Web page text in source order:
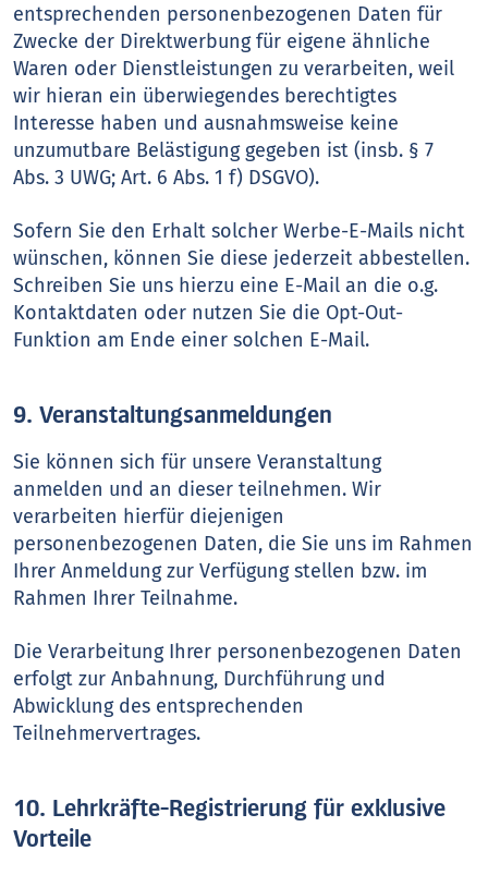
entsprechenden personenbezogenen Daten für
Zwecke der Direktwerbung für eigene ähnliche
Waren oder Dienstleistungen zu verarbeiten, weil
wir hieran ein überwiegendes berechtigtes
Interesse haben und ausnahmsweise keine
unzumutbare Belästigung gegeben ist (insb. § 7
Abs. 3 UWG; Art. 6 Abs. 1 f) DSGVO).
Sofern Sie den Erhalt solcher Werbe-E-Mails nicht
wünschen, können Sie diese jederzeit abbestellen.
Schreiben Sie uns hierzu eine E-Mail an die o.g.
Kontaktdaten oder nutzen Sie die Opt-Out-
Funktion am Ende einer solchen E-Mail.
9. Veranstaltungsanmeldungen
Sie können sich für unsere Veranstaltung
anmelden und an dieser teilnehmen. Wir
verarbeiten hierfür diejenigen
personenbezogenen Daten, die Sie uns im Rahmen
Ihrer Anmeldung zur Verfügung stellen bzw. im
Rahmen Ihrer Teilnahme.
Die Verarbeitung Ihrer personenbezogenen Daten
erfolgt zur Anbahnung, Durchführung und
Abwicklung des entsprechenden
Teilnehmervertrages.
10. Lehrkräfte-Registrierung für exklusive
Vorteile